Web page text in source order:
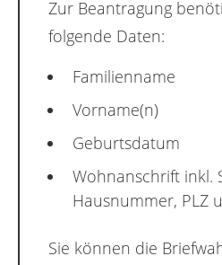
Zur Beantragung
folgende Daten:
Familienname
Vorname(n)
Geburtsdatum
Wohnanschrift inkl.
Hausnummer, PLZ
Sie können die